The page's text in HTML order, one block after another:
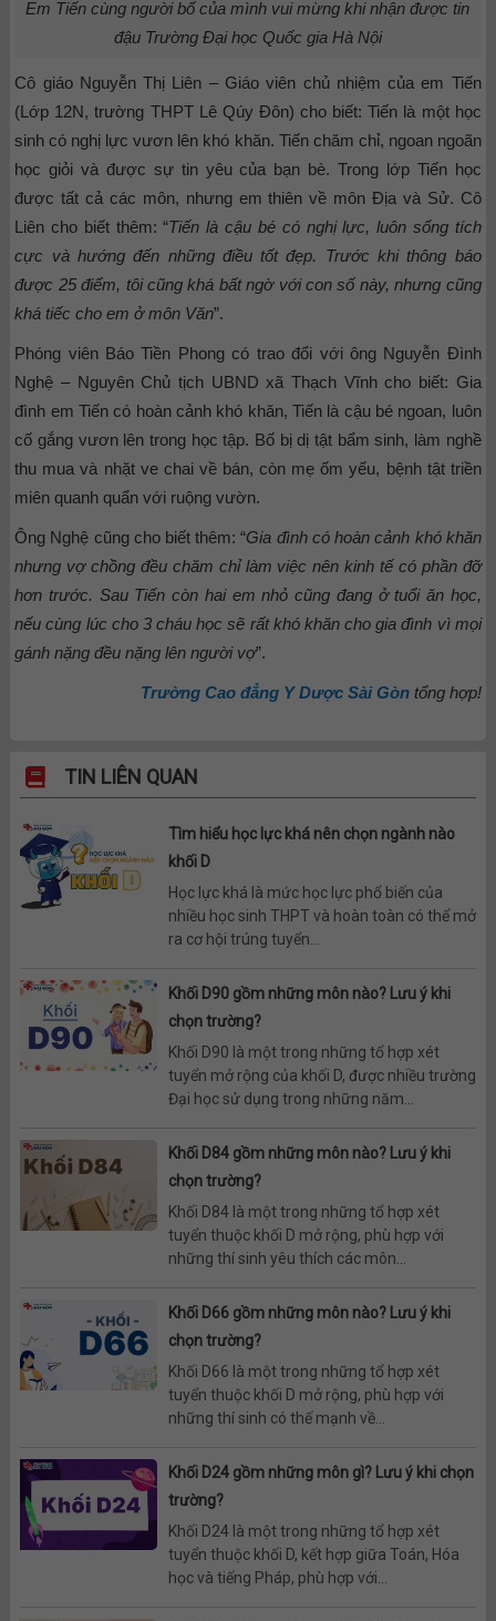
Em Tiến cùng người bố của mình vui mừng khi nhận được tin
đậu Trường Đại học Quốc gia Hà Nội
Cô giáo Nguyễn Thị Liên – Giáo viên chủ nhiệm của em Tiến
(Lớp 12N, trường THPT Lê Qúy Đôn) cho biết: Tiến là một học
sinh có nghị lực vươn lên khó khăn. Tiến chăm chỉ, ngoan ngoãn
học giỏi và được sự tin yêu của bạn bè. Trong lớp Tiến học
được tất cả các môn, nhưng em thiên về môn Địa và Sử. Cô
Liên cho biết thêm: “Tiến là cậu bé có nghị lực, luôn sống tích
cực và hướng đến những điều tốt đẹp. Trước khi thông báo
được 25 điểm, tôi cũng khá bất ngờ với con số này, nhưng cũng
khá tiếc cho em ở môn Văn”.
Phóng viên Báo Tiền Phong có trao đổi với ông Nguyễn Đình
Nghệ – Nguyên Chủ tịch UBND xã Thạch Vĩnh cho biết: Gia
đình em Tiến có hoàn cảnh khó khăn, Tiến là cậu bé ngoan, luôn
cố gắng vươn lên trong học tập. Bố bị dị tật bẩm sinh, làm nghề
thu mua và nhặt ve chai về bán, còn mẹ ốm yếu, bệnh tật triền
miên quanh quẩn với ruộng vườn.
Ông Nghệ cũng cho biết thêm: “Gia đình có hoàn cảnh khó khăn
nhưng vợ chồng đều chăm chỉ làm việc nên kinh tế có phần đỡ
hơn trước. Sau Tiến còn hai em nhỏ cũng đang ở tuổi ăn học,
nếu cùng lúc cho 3 cháu học sẽ rất khó khăn cho gia đình vì mọi
gánh nặng đều nặng lên người vợ”.
Trường Cao đẳng Y Dược Sài Gòntổng hợp!
TIN LIÊN QUAN
Tìm hiểu học lực khá nên chọn ngành nào
khối D
Học lực khá là mức học lực phổ biến của
nhiều học sinh THPT và hoàn toàn có thể mở
ra cơ hội trúng tuyển...
Khối D90 gồm những môn nào? Lưu ý khi
chọn trường?
Khối D90 là một trong những tổ hợp xét
tuyển mở rộng của khối D, được nhiều trường
Đại học sử dụng trong những năm...
Khối D84 gồm những môn nào? Lưu ý khi
chọn trường?
Khối D84 là một trong những tổ hợp xét
tuyển thuộc khối D mở rộng, phù hợp với
những thí sinh yêu thích các môn...
Khối D66 gồm những môn nào? Lưu ý khi
chọn trường?
Khối D66 là một trong những tổ hợp xét
tuyển thuộc khối D mở rộng, phù hợp với
những thí sinh có thế mạnh về...
Khối D24 gồm những môn gì? Lưu ý khi chọn
trường?
Khối D24 là một trong những tổ hợp xét
tuyển thuộc khối D, kết hợp giữa Toán, Hóa
học và tiếng Pháp, phù hợp với...